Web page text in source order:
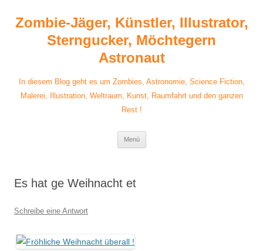
springen
Zombie-Jäger, Künstler, Illustrator,
Sterngucker, Möchtegern
Astronaut
In diesem Blog geht es um Zombies, Astronomie, Science Fiction,
Malerei, Illustration, Weltraum, Kunst, Raumfahrt und den ganzen
Rest !
Menü
Es hat ge Weihnacht et
Schreibe eine Antwort